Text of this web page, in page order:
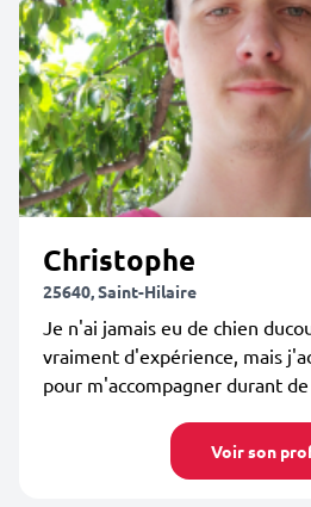
Christophe
25640, Saint-Hilaire
Je n'ai jamais eu de chien
vraiment d'expérience, mais
pour m'accompagner durant
Voir son